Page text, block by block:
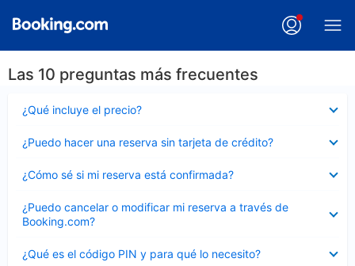
Las 10 preguntas más frecuentes
¿Qué incluye el precio?
cerrado
¿Puedo hacer una reserva sin tarjeta de crédito?
cerrado
¿Cómo sé si mi reserva está confirmada?
cerrado
¿Puedo cancelar o modificar mi reserva a través de
Booking.com?
cerrado
¿Qué es el código PIN y para qué lo necesito?
cerrado